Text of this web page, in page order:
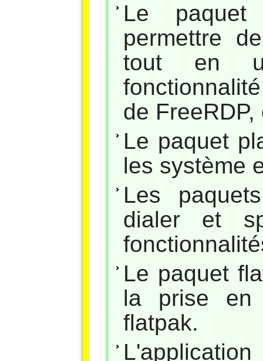
Le
permettre
tout en
de
Le paquet
les système
Les
dialer et
Le paquet
la prise en
flatpak.